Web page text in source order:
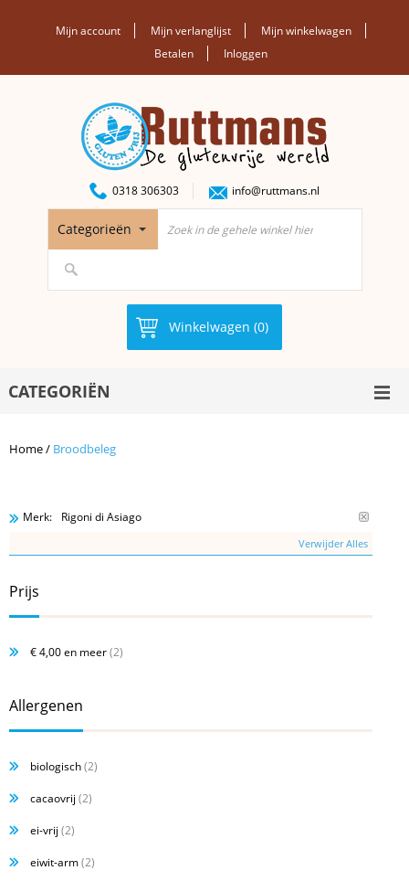
Mijn account Mijn verlanglijst
Mijn winkelwagen
Betalen
Inloggen
0318 306303 info@ruttmans.nl
Categorieën
Winkelwagen (0)
CATEGORIËN
Home/ Broodbeleg
Merk: Rigoni di Asiago
Verwijder Alles
Prijs
€ 4,00en meer(2)
Allergenen
biologisch(2)
cacaovrij (2)
ei-vrij (2)
eiwit-arm(2)